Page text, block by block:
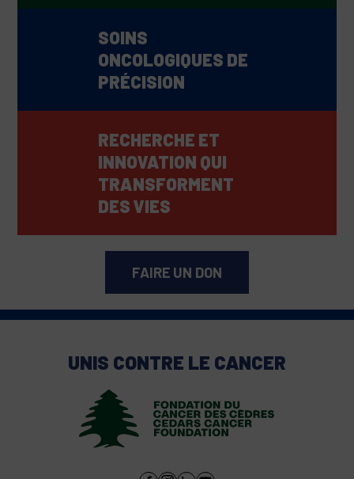
SOINS
ONCOLOGIQUES DE
PRÉCISION
RECHERCHE ET
INNOVATION QUI
TRANSFORMENT
DES VIES
FAIRE UN DON
UNIS CONTRE LE CANCER